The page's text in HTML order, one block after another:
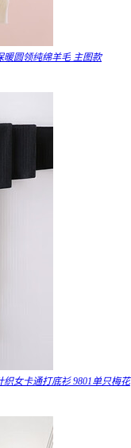
暖圆领纯绵羊毛 主图款
女卡通打底衫 9801单只梅花